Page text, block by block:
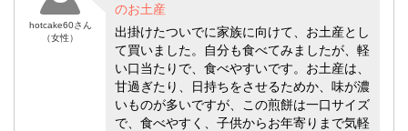
hotcake60さん
（女性）
のお土産
出掛けたついでに家族に向けて、お土産とし
て買いました。自分も食べてみましたが、軽
い口当たりで、食べやすいです。お土産は、
甘過ぎたり、日持ちをさせるためか、味が濃
いものが多いですが、この煎餅は一口サイズ
で、食べやすく、子供からお年寄りまで気軽